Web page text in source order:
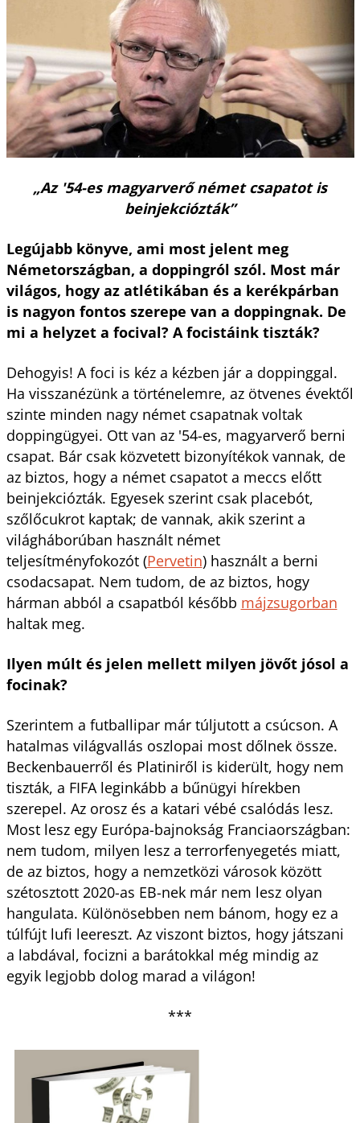
„Az '54-es magyarverő német csapatot is
beinjekciózták”
Legújabb könyve, ami most jelent meg
Németországban, a doppingról szól. Most már
világos, hogy az atlétikában és a kerékpárban
is nagyon fontos szerepe van a doppingnak. De
mi a helyzet a focival? A focistáink tiszták?
Dehogyis! A foci is kéz a kézben jár a doppinggal.
Ha visszanézünk a történelemre, az ötvenes évektől
szinte minden nagy német csapatnak voltak
doppingügyei. Ott van az '54-es, magyarverő berni
csapat. Bár csak közvetett bizonyítékok vannak, de
az biztos, hogy a német csapatot a meccs előtt
beinjekciózták. Egyesek szerint csak placebót,
szőlőcukrot kaptak; de vannak, akik szerint a
világháborúban használt német
teljesítményfokozót (Pervetin) használt a berni
csodacsapat. Nem tudom, de az biztos, hogy
hárman abból a csapatból később májzsugorban
haltak meg.
Ilyen múlt és jelen mellett milyen jövőt jósol a
focinak?
Szerintem a futballipar már túljutott a csúcson. A
hatalmas világvallás oszlopai most dőlnek össze.
Beckenbauerről és Platiniről is kiderült, hogy nem
tiszták, a FIFA leginkább a bűnügyi hírekben
szerepel. Az orosz és a katari vébé csalódás lesz.
Most lesz egy Európa-bajnokság Franciaországban:
nem tudom, milyen lesz a terrorfenyegetés miatt,
de az biztos, hogy a nemzetközi városok között
szétosztott 2020-as EB-nek már nem lesz olyan
hangulata. Különösebben nem bánom, hogy ez a
túlfújt lufi leereszt. Az viszont biztos, hogy játszani
a labdával, focizni a barátokkal még mindig az
egyik legjobb dolog marad a világon!
***